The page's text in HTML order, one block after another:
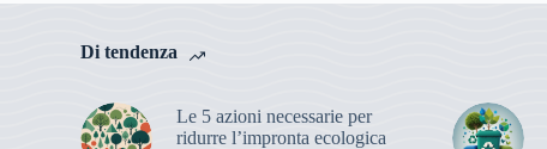
Di tendenza
Le 5 azioni necessarie per
ridurre l’impronta ecologica